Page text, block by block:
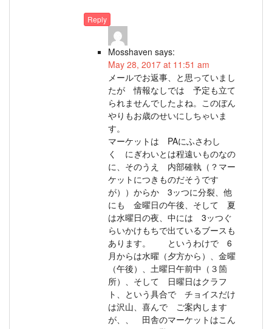
Reply
Mosshaven says:
May 28, 2017 at 11:51 am
メールでお返事、と思っていまし
たが 情報なしでは 予定も立て
られませんでしたよね。このぼん
やりもお歳のせいにしちゃいま
す。
マーケットは PAにふさわし
く にぎわいとは程遠いものなの
に、そのうえ 内部確執（？マー
ケットにつきものだそうです
が））からか 3ッつに分裂、他
にも 金曜日の午後、そして 夏
は水曜日の夜、中には 3ッつぐ
らいかけもちで出ているブースも
あります。 というわけで 6
月からは水曜（夕方から）、金曜
（午後）、土曜日午前中（３箇
所）、そして 日曜日はクラフ
ト、という具合で チョイスだけ
は沢山、喜んで ご案内します
が、、 田舎のマーケットはこん